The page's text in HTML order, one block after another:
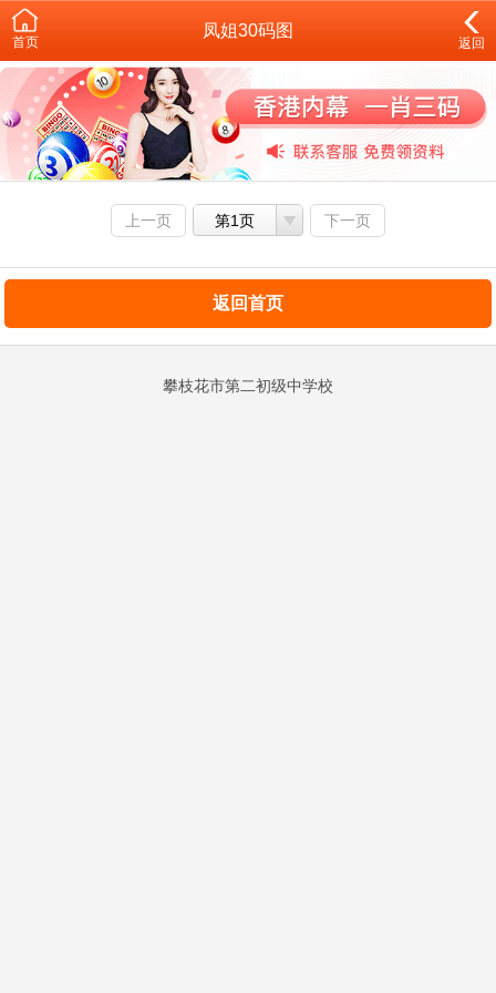
首页
凤姐30码图
返回
上一页 第1页 下一页
返回首页
攀枝花市第二初级中学校